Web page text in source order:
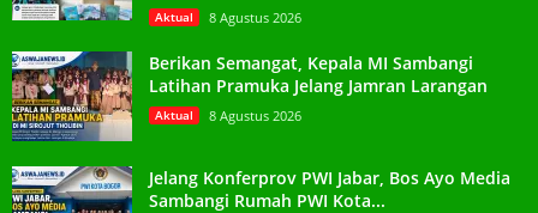
Aktual 8 Agustus 2026
Berikan Semangat, Kepala MI Sambangi
Latihan Pramuka Jelang Jamran Larangan
Aktual 8 Agustus 2026
Jelang Konferprov PWI Jabar, Bos Ayo Media
Sambangi Rumah PWI Kota...